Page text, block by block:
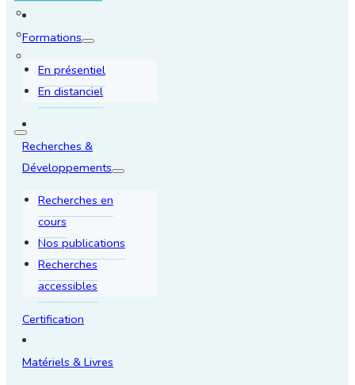
Formations
En présentiel
En distanciel
Recherches &
Développements
Recherches en
cours
Nos publications
Recherches
accessibles
Certification
Matériels & Livres